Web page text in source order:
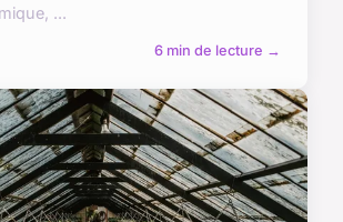
...
6 min de lecture →